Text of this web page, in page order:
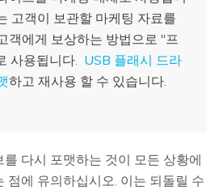
고객이 보관할 마케팅 자료를
객에게 보상하는 방법으로 "프
사용됩니다. USB 플래시 드라
하고 재사용 할 수 있습니다.
다시 포맷하는 것이 모든 상황에
점에 유의하십시오. 이는 되돌릴 수